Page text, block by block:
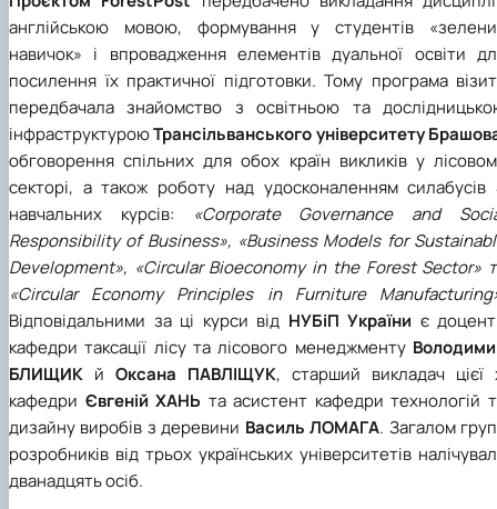
англійською мовою, формування у студентів
навичок» і впровадження елементів дуальної освіти
посилення їх практичної підготовки. Тому програма
передбачала знайомство з освітньою та
інфраструктуроюТрансільванського університету
обговорення спільних для обох країн викликів у
секторі, а також роботу над удосконаленням силабусів
навчальних курсів:
«Corporate Governance and
Responsibility of Business», «Business Models for
Development», «Circular Bioeconomy in the Forest Sector»
«Circular Economy Principles in Furniture
Відповідальними за ці курси від НУБіП України є
кафедри таксації лісу та лісового менеджменту
БЛИЩИК й Оксана ПАВЛІЩУК, старший викладач цієї
кафедри Євгеній ХАНЬ та асистент кафедри технологій
дизайну виробів з деревини Василь ЛОМАГА. Загалом
розробників від трьох українських університетів
дванадцять осіб.